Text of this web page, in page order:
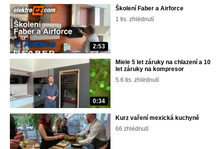
2:53
Školení Faber a Airforce
1 tis. zhlédnutí
0:34
Miele 5 let záruky na chlazení a 10
let záruky na kompresor
5.6 tis. zhlédnutí
Kurz vaření mexická kuchyně
66 zhlédnutí